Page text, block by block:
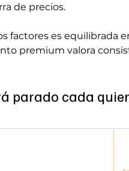
de precios.
factores es equilibrada
premium valora
parado cada